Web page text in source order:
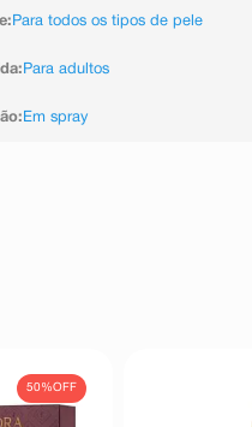
: Para todos os tipos de pele
: Para adultos
: Em spray
50%OFF